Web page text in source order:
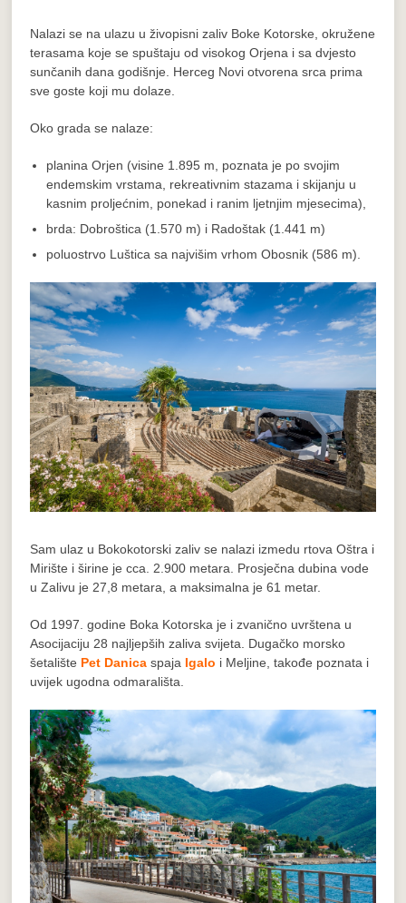
Nalazi se na ulazu u živopisni zaliv Boke Kotorske, okružene
terasama koje se spuštaju od visokog Orjena i sa dvjesto
sunčanih dana godišnje. Herceg Novi otvorena srca prima
sve goste koji mu dolaze.
Oko grada se nalaze:
planina Orjen (visine 1.895 m, poznata je po svojim
endemskim vrstama, rekreativnim stazama i skijanju u
kasnim proljećnim, ponekad i ranim ljetnjim mjesecima),
brda: Dobroštica (1.570 m) i Radoštak (1.441 m)
poluostrvo Luštica sa najvišim vrhom Obosnik (586 m).
Sam ulaz u Bokokotorski zaliv se nalazi izmedu rtova Oštra i
Mirište i širine je cca. 2.900 metara. Prosječna dubina vode
u Zalivu je 27,8 metara, a maksimalna je 61 metar.
Od 1997. godine Boka Kotorska je i zvanično uvrštena u
Asocijaciju 28 najljepših zaliva svijeta. Dugačko morsko
šetalište Pet Danica spaja Igalo i Meljine, takođe poznata i
uvijek ugodna odmarališta.